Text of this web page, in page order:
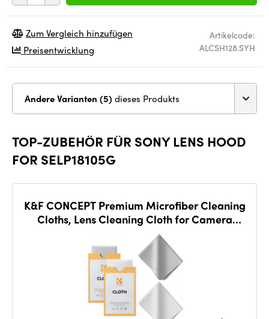
Artikelcode:
ALCSH128.SYH
Zum Vergleich hinzufügen
Preisentwicklung
Andere Varianten (5) dieses Produkts
TOP-ZUBEHÖR FÜR SONY LENS HOOD
FOR SELP18105G
K&F CONCEPT Premium Microfiber Cleaning
Cloths, Lens Cleaning Cloth for Camera